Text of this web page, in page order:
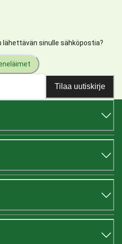
sinulle sähköpostia?
Tilaa uutiskirje